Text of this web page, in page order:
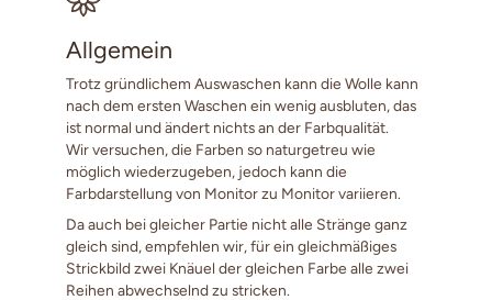
Allgemein
Trotz gründlichem Auswaschen kann die Wolle kann
nach dem ersten Waschen ein wenig ausbluten, das
ist normal und ändert nichts an der Farbqualität.
Wir versuchen, die Farben so naturgetreu wie
möglich wiederzugeben, jedoch kann die
Farbdarstellung von Monitor zu Monitor variieren.
Da auch bei gleicher Partie nicht alle Stränge ganz
gleich sind, empfehlen wir, für ein gleichmäßiges
Strickbild zwei Knäuel der gleichen Farbe alle zwei
Reihen abwechselnd zu stricken.